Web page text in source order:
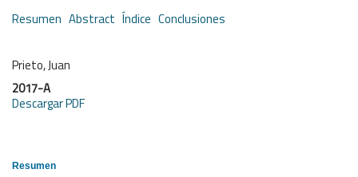
Resumen Abstract Índice Conclusiones
Prieto, Juan
2017-A
Descargar PDF
Resumen